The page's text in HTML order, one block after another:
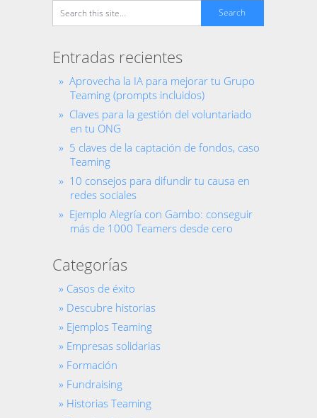
Entradas recientes
Aprovecha la IA para mejorar tu Grupo
Teaming (prompts incluidos)
Claves para la gestión del voluntariado
en tu ONG
5 claves de la captación de fondos, caso
Teaming
10 consejos para difundir tu causa en
redes sociales
Ejemplo Alegría con Gambo: conseguir
más de 1000 Teamers desde cero
Categorías
Casos de éxito
Descubre historias
Ejemplos Teaming
Empresas solidarias
Formación
Fundraising
Historias Teaming